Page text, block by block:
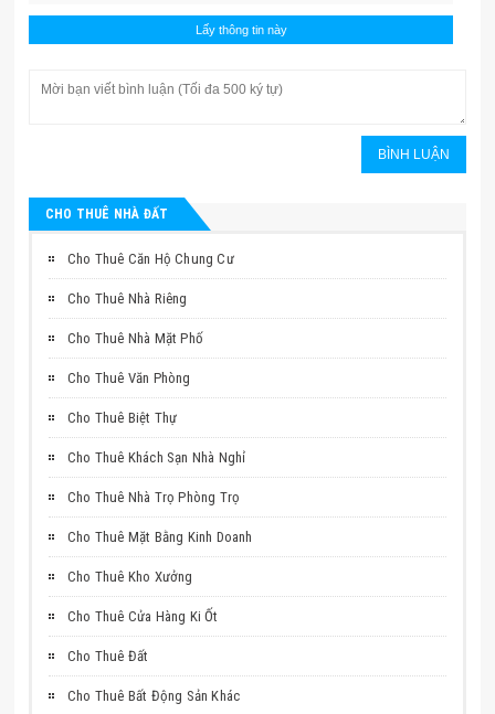
CHO THUÊ NHÀ ĐẤT
Cho Thuê Căn Hộ Chung Cư
Cho Thuê Nhà Riêng
Cho Thuê Nhà Mặt Phố
Cho Thuê Văn Phòng
Cho Thuê Biệt Thự
Cho Thuê Khách Sạn Nhà Nghỉ
Cho Thuê Nhà Trọ Phòng Trọ
Cho Thuê Mặt Bằng Kinh Doanh
Cho Thuê Kho Xưởng
Cho Thuê Cửa Hàng Ki Ốt
Cho Thuê Đất
Cho Thuê Bất Động Sản Khác